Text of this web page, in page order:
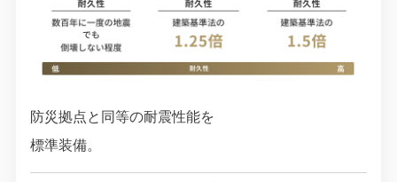
防災拠点と同等の耐震性能を
標準装備。